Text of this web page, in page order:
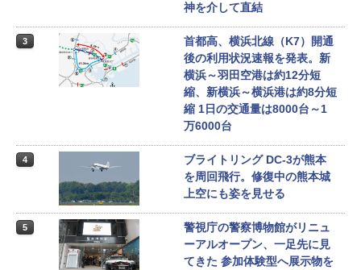
神を介して直結
3
首都高、横浜北線（K7）開通
後の利用状況速報を発表。新
横浜～羽田空港は約12分短
縮、新横浜～横浜港は約8分短
縮 1日の交通量は8000台～1
万6000台
4
ブライトリング DC-3が熊本
を周回飛行。修復中の熊本城
上空にも姿を見せる
5
警視庁の警察博物館がリニュ
ーアルオープン、一足先に見
てきた 参加体験型へ展示物を